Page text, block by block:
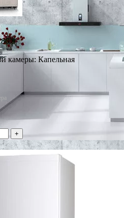
камеры: Капельная
+